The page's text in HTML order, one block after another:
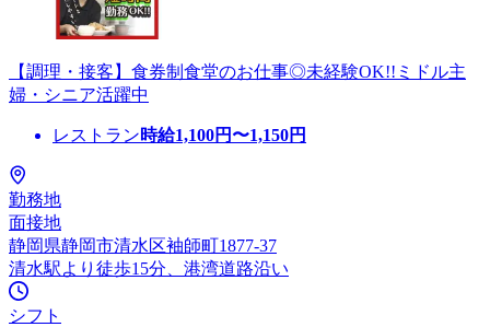
【調理・接客】食券制食堂のお仕事◎未経験OK!!ミドル主
婦・シニア活躍中
レストラン時給1,100円〜1,150円
勤務地
面接地
静岡県静岡市清水区袖師町1877-37
清水駅より徒歩15分、港湾道路沿い
シフト